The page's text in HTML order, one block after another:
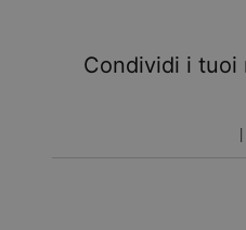
Condividi i tuoi